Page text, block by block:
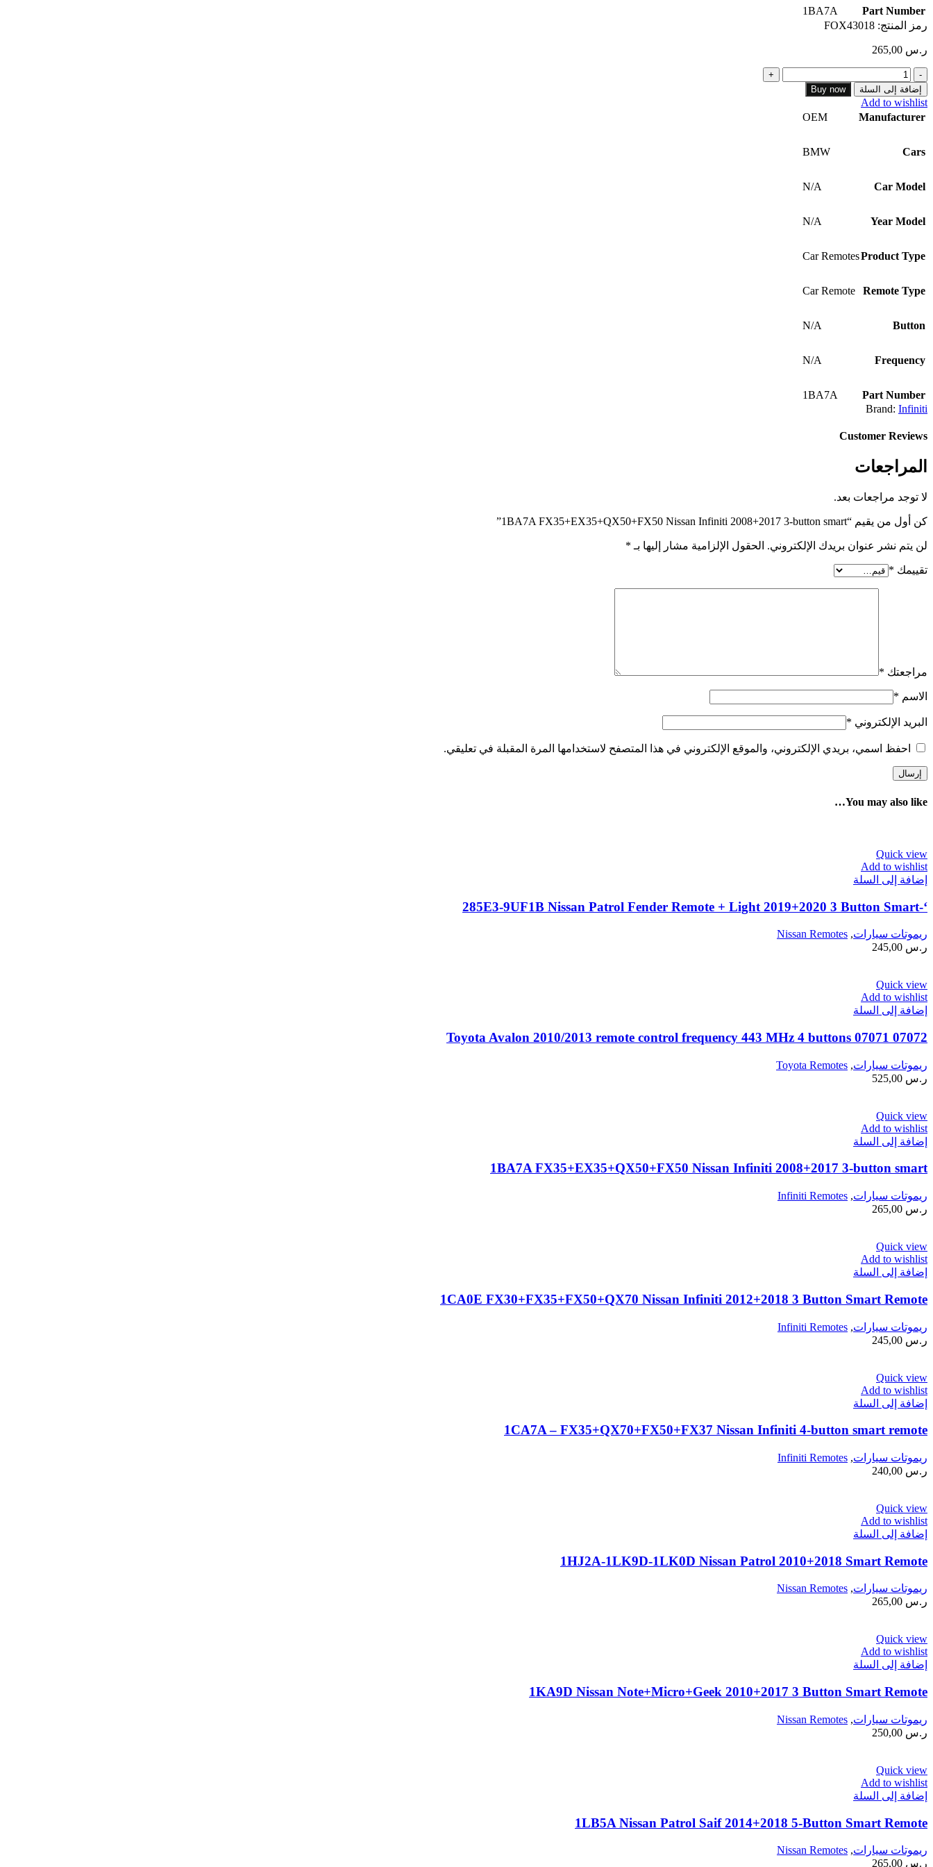
Part Number
1BA7A
رمز المنتج: FOX43018
ر.س
كمية
1BA7A
FX35+EX35+QX50+FX50
Nissan
Infiniti
3-
إضافة إلى السلة Buy now
Add to wishlist
Manufacturer
OEM
Cars
BMW
Car Model
N/A
Year Model
N/A
Product Type
Car Remotes
Remote Type
Car Remote
Button
N/A
Frequency
N/A
Part Number
1BA7A
Brand: Infiniti
Customer Reviews
المراجعات
لا توجد مراجعات بعد.
كن أول من يقيم “1BA7A FX35+EX35+QX50+FX50 Nissan Infiniti 2008+2017 3-button smart”
لن يتم نشر عنوان بريدك الإلكتروني. الحقول الإلزامية مشار إليها بـ *
تقييمك *
مراجعتك *
الاسم *
البريد الإلكتروني *
احفظ اسمي، بريدي الإلكتروني، والموقع الإلكتروني في هذا المتصفح لاستخدامها المرة المقبلة في تعليقي.
You may also like…
Quick view
Add to wishlist
إضافة إلى السلة
‘-285E3-9UF1B Nissan Patrol Fender Remote + Light 2019+2020 3 Button Smart
ريموتات سيارات,
Nissan Remotes
ر.س
Quick view
Add to wishlist
إضافة إلى السلة
07072 07071 Toyota Avalon 2010/2013 remote control frequency 443 MHz 4 buttons
ريموتات سيارات,
Toyota Remotes
ر.س
Quick view
Add to wishlist
إضافة إلى السلة
1BA7A FX35+EX35+QX50+FX50 Nissan Infiniti 2008+2017 3-button smart
ريموتات سيارات,
Infiniti Remotes
ر.س
Quick view
Add to wishlist
إضافة إلى السلة
1CA0E FX30+FX35+FX50+QX70 Nissan Infiniti 2012+2018 3 Button Smart Remote
ريموتات سيارات,
Infiniti Remotes
ر.س
Quick view
Add to wishlist
إضافة إلى السلة
1CA7A – FX35+QX70+FX50+FX37 Nissan Infiniti 4-button smart remote
ريموتات سيارات,
Infiniti Remotes
ر.س
Quick view
Add to wishlist
إضافة إلى السلة
1HJ2A-1LK9D-1LK0D Nissan Patrol 2010+2018 Smart Remote
ريموتات سيارات,
Nissan Remotes
ر.س
Quick view
Add to wishlist
إضافة إلى السلة
1KA9D Nissan Note+Micro+Geek 2010+2017 3 Button Smart Remote
ريموتات سيارات,
Nissan Remotes
ر.س
Quick view
Add to wishlist
إضافة إلى السلة
1LB5A Nissan Patrol Saif 2014+2018 5-Button Smart Remote
ريموتات سيارات,
Nissan Remotes
ر.س